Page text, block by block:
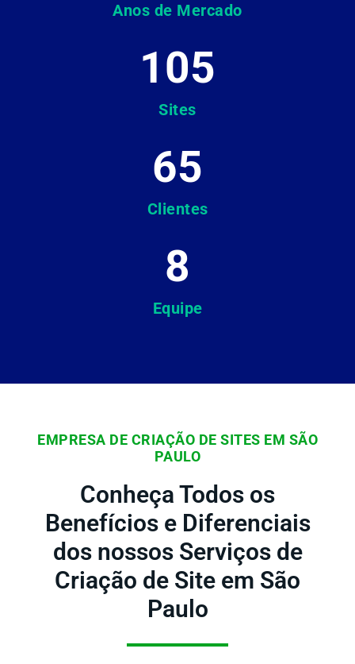
Anos de Mercado
Sites
105
Clientes
65
Equipe
8
EMPRESA DE CRIAÇÃO DE SITES EM SÃO
PAULO
Conheça Todos os
Benefícios e Diferenciais
dos nossos Serviços de
Criação de Site em São
Paulo